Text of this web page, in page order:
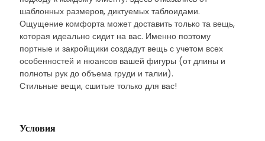
шаблонных размеров, диктуемых таблоидами.
Ощущение комфорта может доставить только та вещь,
которая идеально сидит на вас. Именно поэтому
портные и закройщики создадут вещь с учетом всех
особенностей и нюансов вашей фигуры (от длины и
полноты рук до объема груди и талии).
Стильные вещи, сшитые только для вас!
Условия